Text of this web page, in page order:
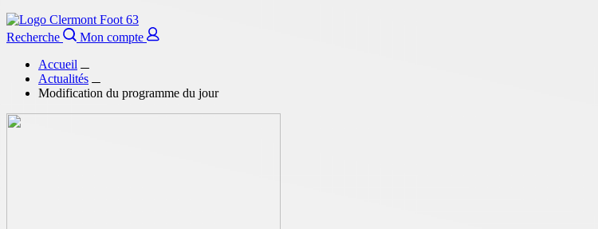
Recherche
Mon compte
Accueil
Actualités
Modification du programme du jour